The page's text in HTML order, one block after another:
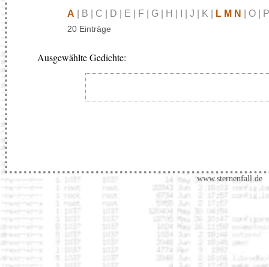
A | B | C | D | E | F | G | H | I | J | K | L M N | O |
20 Einträge
Ausgewählte Gedichte:
www.sternenfall.de